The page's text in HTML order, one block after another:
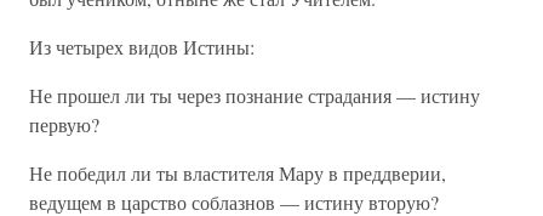
Из четырех видов Истины:
Не прошел ли ты через познание страдания — истину
первую?
Не победил ли ты властителя Мару в преддверии,
ведущем в царство соблазнов — истину вторую?